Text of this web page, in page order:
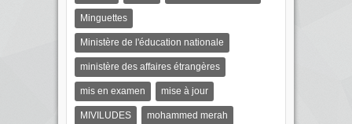
Minguettes
Ministère de l'éducation nationale
ministère des affaires étrangères
mis en examen mise à jour
MIVILUDES mohammed merah